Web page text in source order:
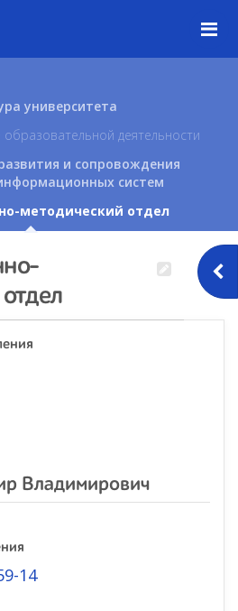
университета
деятельности
и сопровождения
систем
методический отдел
Владимирович
14